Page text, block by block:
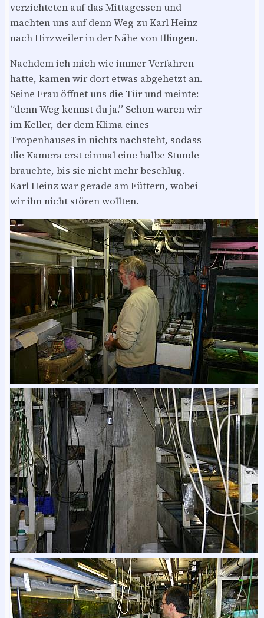
verzichteten auf das Mittagessen und
machten uns auf denn Weg zu Karl Heinz
nach Hirzweiler in der Nähe von Illingen.
Nachdem ich mich wie immer Verfahren
hatte, kamen wir dort etwas abgehetzt an.
Seine Frau öffnet uns die Tür und meinte:
“denn Weg kennst du ja.” Schon waren wir
im Keller, der dem Klima eines
Tropenhauses in nichts nachsteht, sodass
die Kamera erst einmal eine halbe Stunde
brauchte, bis sie nicht mehr beschlug.
Karl Heinz war gerade am Füttern, wobei
wir ihn nicht stören wollten.